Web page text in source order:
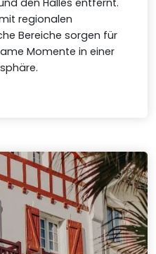
regionalen
Bereiche sorgen für
Momente in einer